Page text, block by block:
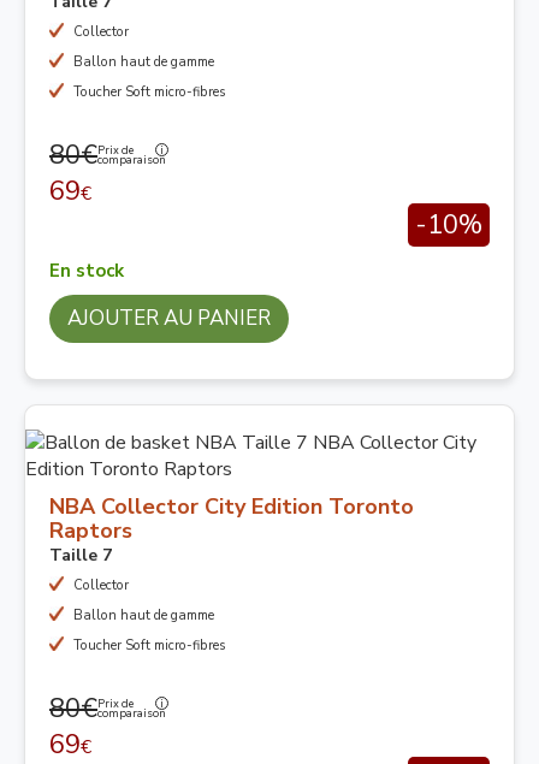
Collector
Ballon haut de gamme
Toucher Soft micro-fibres
80€Prix de
comparaison
69€
-10%
En stock
AJOUTER AU PANIER
NBA Collector City Edition Toronto
Raptors
Taille 7
Collector
Ballon haut de gamme
Toucher Soft micro-fibres
80€Prix de
comparaison
69€